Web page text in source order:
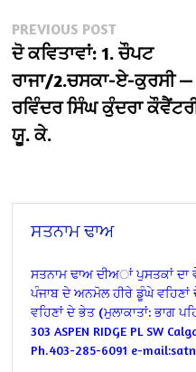
Post
navigation
PREVIOUS POSTPrevious
post:
ਦੋ ਕਵਿਤਾਵਾਂ: 1. ਚੌਪਟ
ਰਾਜਾ/2.ਚਸਕਾ-ਏ-ਕੁਰਸੀ —
ਰਵਿੰਦਰ ਸਿੰਘ ਕੁੰਦਰਾ
ਯੂ. ਕੇ.
ਸਤਨਾਮ ਢਾਅ
ਸਤਨਾਮ ਢਾਅ ਦੀਅਾਂ ਪੁਸਤਕਾਂ ਦਾ
ਪੰਜਾਬ ਦੇ ਅਨਮੋਲ ਹੀਰੇ ਡੂੰਘੇ ਵਹਿਣਾਂ
ਵਹਿਣਾਂ ਦੇ ਭੇਤ (ਮੁਲਾਕਾਤਾਂ: ਭਾਗ
303 ASPEN RIDGE PL SW
Ph.403-285-6091 e-